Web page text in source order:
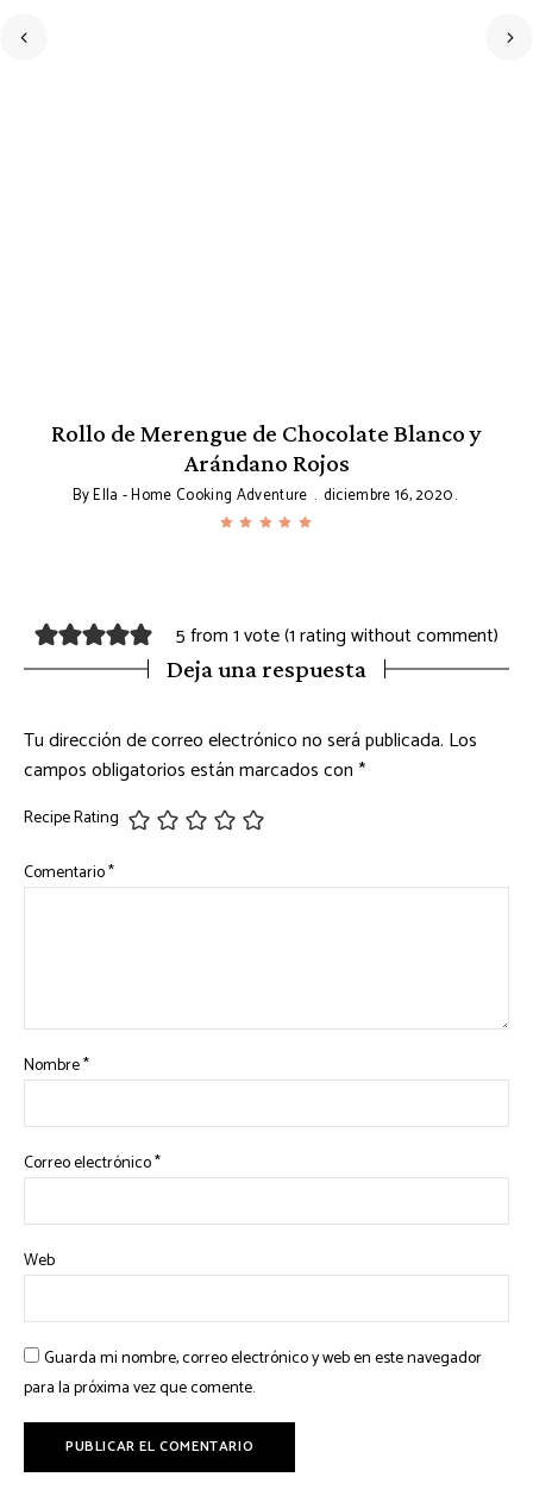
Rollo de Merengue de Chocolate Blanco y
Arándano Rojos
ByElla - Home Cooking Adventure diciembre 16, 2020
5 from 1 vote (1 rating without comment)
Deja una respuesta
Tu dirección de correo electrónico no será publicada. Los
campos obligatorios están marcados con*
Recipe Rating
Comentario*
Nombre*
Correo electrónico*
Web
Guarda mi nombre, correo electrónico y web en este navegador
para la próxima vez que comente.